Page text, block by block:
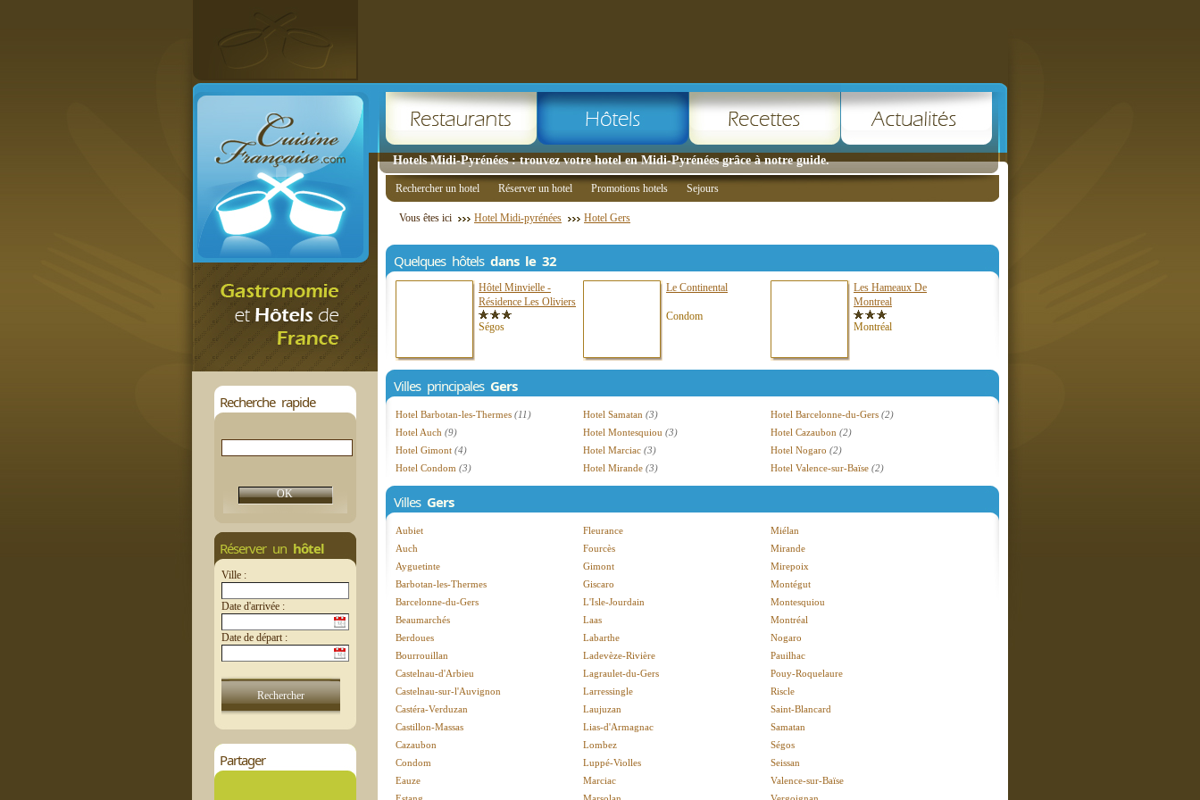
Hotels Midi-Pyrénées : trouvez votre hotel en Midi-Pyrénées grâce à notre guide.
Recherche rapide
Réserver un hôtel
Ville :
Date d'arrivée :
Date de départ :
Partager
Rechercher un hotel Réserver un hotel Promotions hotels Sejours
Vous êtes ici Hotel Midi-pyrénées Hotel Gers
Quelques hôtels dans le 32
Hôtel Minvielle -
Résidence Les Oliviers
Ségos
Le Continental
Condom
Les Hameaux De
Montreal
Montréal
Villes principales Gers
Hotel Barbotan-les-Thermes (11)
Hotel Auch (9)
Hotel Gimont (4)
Hotel Condom (3)
Hotel Samatan (3)
Hotel Montesquiou (3)
Hotel Marciac (3)
Hotel Mirande (3)
Hotel Barcelonne-du-Gers (2)
Hotel Cazaubon (2)
Hotel Nogaro (2)
Hotel Valence-sur-Baïse (2)
Villes Gers
Aubiet
Auch
Ayguetinte
Barbotan-les-Thermes
Barcelonne-du-Gers
Beaumarchés
Berdoues
Bourrouillan
Castelnau-d'Arbieu
Castelnau-sur-l'Auvignon
Castéra-Verduzan
Castillon-Massas
Cazaubon
Condom
Eauze
Fleurance
Fourcès
Gimont
Giscaro
L'Isle-Jourdain
Laas
Labarthe
Ladevèze-Rivière
Lagraulet-du-Gers
Larressingle
Laujuzan
Lias-d'Armagnac
Lombez
Luppé-Violles
Marciac
Miélan
Mirande
Mirepoix
Montégut
Montesquiou
Montréal
Nogaro
Pauilhac
Pouy-Roquelaure
Riscle
Saint-Blancard
Samatan
Ségos
Seissan
Valence-sur-Baïse